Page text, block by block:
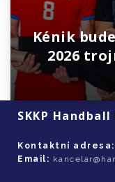
Kénik
2026
SKKP
Kontaktní adresa:
Email: